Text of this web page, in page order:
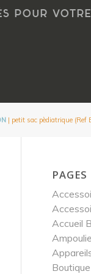
POUR
| petit sac pèdiatrique (Ref
PAGES
Accueil
Boutique